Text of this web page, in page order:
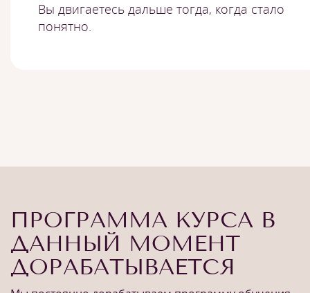
Вы двигаетесь дальше тогда, когда стало
понятно.
ПРОГРАММА КУРСА В
ДАННЫЙ МОМЕНТ
ДОРАБАТЫВАЕТСЯ